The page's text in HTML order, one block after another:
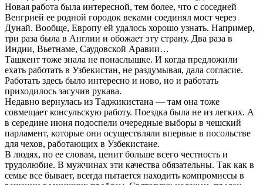
Новая работа была интересной, тем более, что с соседней
Венгрией ее родной городок веками соединял мост через
Дунай. Вообще, Европу ей удалось хорошо узнать. Например,
три раза была в Англии и обожает эту страну. Два раза в
Индии, Вьетнаме, Саудовской Аравии…
Ташкент тоже знала не понаслышке. И когда предложили
ехать работать в Узбекистан, не раздумывая, дала согласие.
Работать здесь было интересно и ново, но и работать
приходилось засучив рукава.
Недавно вернулась из Таджикистана — там она тоже
совмещает консульскую работу. Поездка была не из легких. А
в середине июня подоспели очередные выборы в чешский
парламент, которые они осуществляли впервые в посольстве
для чехов, работающих в Узбекистане.
В людях, по ее словам, ценит больше всего честность и
трудолюбие. В мужчинах эти качества обязательны. Так как в
семье все бывает, всегда пытается находить компромиссы в